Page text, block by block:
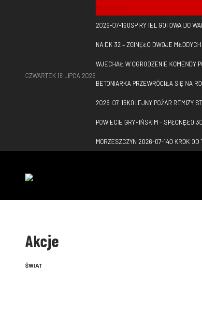
CZWARTEK 16 LIPCA 2026
NA GORĄCO
2026-07-16OSP RYTEL GOTOWA DO
NA DK 32 – ZGINĘŁO DWOJE
WJECHAŁ W OGRODZENIE KOMENDY
BETONIARKA PRZEWRÓCIŁA SIĘ NA
2026-07-15KOLEJNY POŻAR REMIZY
POWIECIE GRYFIŃSKIM – SPŁONĘŁO
MORZESZCZYN 2026-07-14O KROK
Akcje
ŚWIAT